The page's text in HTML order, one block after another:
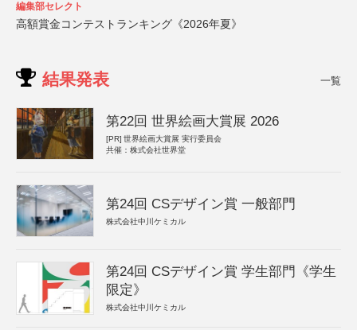
編集部セレクト
高額賞金コンテストランキング《2026年夏》
結果発表 一覧
第22回 世界絵画大賞展 2026
[PR] 世界絵画大賞展 実行委員会
共催：株式会社世界堂
第24回 CSデザイン賞 一般部門
株式会社中川ケミカル
第24回 CSデザイン賞 学生部門《学生
限定》
株式会社中川ケミカル